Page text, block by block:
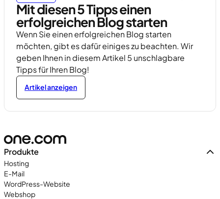
Mit diesen 5 Tipps einen
erfolgreichen Blog starten
Wenn Sie einen erfolgreichen Blog starten
möchten, gibt es dafür einiges zu beachten. Wir
geben Ihnen in diesem Artikel 5 unschlagbare
Tipps für Ihren Blog!
Artikel anzeigen
Produkte
Hosting
E-Mail
WordPress-Website
Webshop